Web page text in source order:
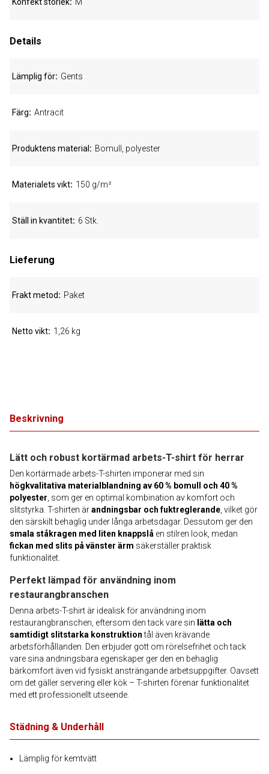
Beskrivning
Lätt och robust kortärmad arbets-T-shirt för herrar
Den kortärmade arbets-T-shirten imponerar med sin
högkvalitativa materialblandning av 60 % bomull och 40 %
polyester , som ger en optimal kombination av komfort och
slitstyrka. T-shirten ärandningsbar och fuktreglerande , vilket gör
den särskilt behaglig under långa arbetsdagar. Dessutom ger den
smala ståkragen med liten knappslå en stilren look, medan
fickan med slits på vänster ärm säkerställer praktisk
funktionalitet.
Perfekt lämpad för användning inom
restaurangbranschen
Denna arbets-T-shirt är idealisk för användning inom
restaurangbranschen, eftersom den tack vare sin lätta och
samtidigt slitstarka konstruktiontål även krävande
arbetsförhållanden. Den erbjuder gott om rörelsefrihet och tack
vare sina andningsbara egenskaper ger den en behaglig
bärkomfort även vid fysiskt ansträngande arbetsuppgifter. Oavsett
om det gäller servering eller kök – T-shirten förenar funktionalitet
med ett professionellt utseende.
Städning & Underhåll
Lämplig för kemtvätt
Details
Lämplig för Gents
Färg Antracit
Produktens material Bomull, polyester
Materialets vikt 150 g/m²
Ställ in kvantitet 6 Stk.
Lieferung
Frakt metod Paket
Netto vikt 1,26 kg